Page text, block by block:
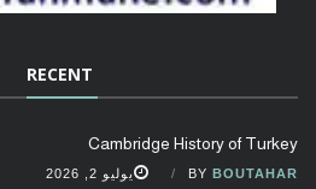
RECENT
Cambridge History of Turkey
BY BOUTAHAR يوليو 2, 2026